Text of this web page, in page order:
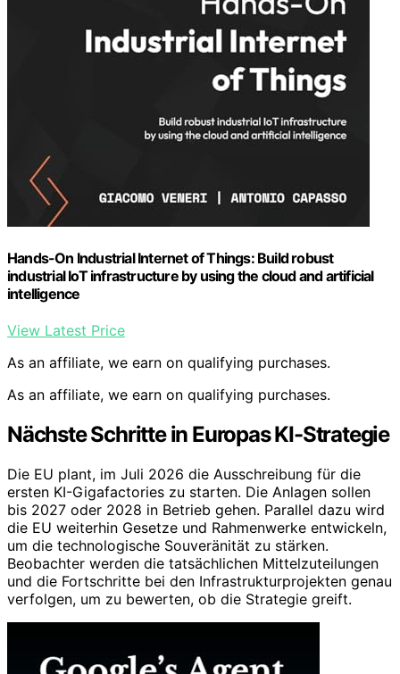
Hands-On Industrial Internet of Things: Build robust
industrial IoT infrastructure by using the cloud and artificial
intelligence
View Latest Price
As an affiliate, we earn on qualifying purchases.
As an affiliate, we earn on qualifying purchases.
Nächste Schritte in Europas KI-Strategie
Die EU plant, im Juli 2026 die Ausschreibung für die
ersten KI-Gigafactories zu starten. Die Anlagen sollen
bis 2027 oder 2028 in Betrieb gehen. Parallel dazu wird
die EU weiterhin Gesetze und Rahmenwerke entwickeln,
um die technologische Souveränität zu stärken.
Beobachter werden die tatsächlichen Mittelzuteilungen
und die Fortschritte bei den Infrastrukturprojekten genau
verfolgen, um zu bewerten, ob die Strategie greift.